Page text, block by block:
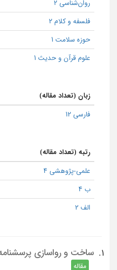
روان‌شناسی 2
فلسفه و کلام 2
حوزه سلامت 1
علوم قرآن و حدیث 1
زبان (تعداد مقاله)
فارسی 12
رتبه (تعداد مقاله)
علمی-پژوهشی 4
ب 4
الف 2
1. ساخت و رواسازی
مقاله